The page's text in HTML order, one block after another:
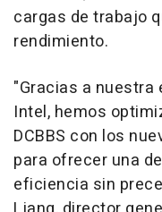
cargas de trabajo
rendimiento.
"Gracias a
Intel, hemos
DCBBS con los
para ofrecer una
eficiencia sin